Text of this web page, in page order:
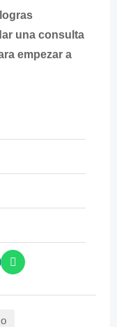
una consulta
empezar a